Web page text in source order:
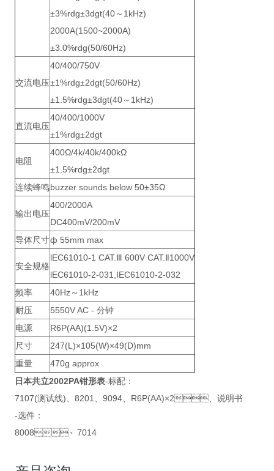
±3%rdg±3dgt(40～1kHz)
2000A(1500~2000A)
±3.0%rdg(50/60Hz)
交流电压
40/400/750V
±1%rdg±2dgt(50/60Hz)
±1.5%rdg±3dgt(40～1kHz)
直流电压
40/400/1000V
±1%rdg±2dgt
电阻
400Ω/4k/40k/400kΩ
±1.5%rdg±2dgt
连续蜂鸣buzzer sounds below 50±35Ω
输出电压
400/2000A
DC400mV/200mV
导体尺寸ф 55mm max
安全规格
lEC61010-1 CAT.Ⅲ 600V CAT.Ⅱ1000V
lEC61010-2-031,IEC61010-2-032
频率
40Hz～1kHz
耐压
5550V AC - 分钟
电源
R6P(AA)(1.5V)×2
尺寸
247(L)×105(W)×49(D)mm
重量
470g approx
日本共立2002PA钳形表-标配：
7107(测试线)、8201、9094、R6P(AA)×2、说明书
-选件：
8008、7014